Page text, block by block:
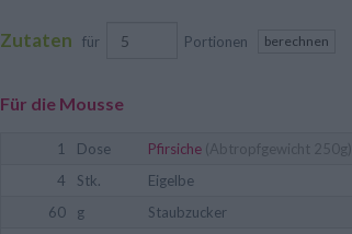
Zutaten für Portionen berechnen
Für die Mousse
1 Dose Pfirsiche (Abtropfgewicht 250g)
4
Stk.
Eigelbe
60
g
Staubzucker